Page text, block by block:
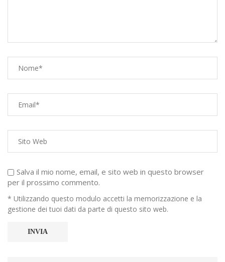
Salva il mio nome, email, e sito web in questo browser
per il prossimo commento.
* Utilizzando questo modulo accetti la memorizzazione e la
gestione dei tuoi dati da parte di questo sito web.